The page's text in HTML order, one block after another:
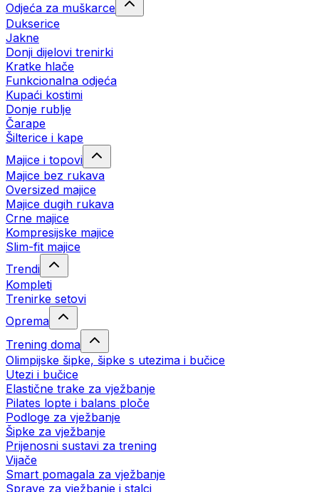
Odjeća za muškarce
Dukserice
Jakne
Donji dijelovi trenirki
Kratke hlače
Funkcionalna odjeća
Kupaći kostimi
Donje rublje
Čarape
Šilterice i kape
Majice i topovi
Majice bez rukava
Oversized majice
Majice dugih rukava
Crne majice
Kompresijske majice
Slim-fit majice
Trendi
Kompleti
Trenirke setovi
Oprema
Trening doma
Olimpijske šipke, šipke s utezima i bučice
Utezi i bučice
Elastične trake za vježbanje
Pilates lopte i balans ploče
Podloge za vježbanje
Šipke za vježbanje
Prijenosni sustavi za trening
Vijače
Smart pomagala za vježbanje
Sprave za vježbanje i stalci